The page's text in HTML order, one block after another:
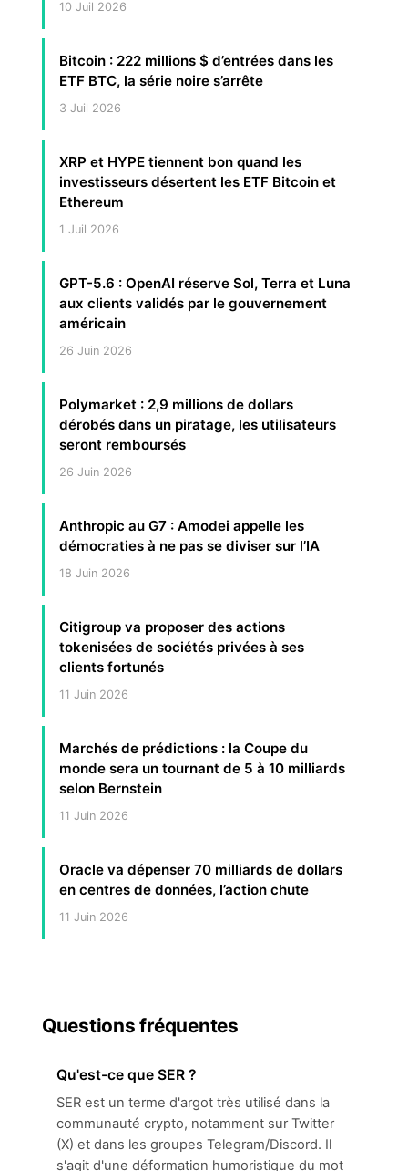
10 Juil 2026
Bitcoin : 222 millions $ d’entrées dans les
ETF BTC, la série noire s’arrête
3 Juil 2026
XRP et HYPE tiennent bon quand les
investisseurs désertent les ETF Bitcoin et
Ethereum
1 Juil 2026
GPT-5.6 : OpenAI réserve Sol, Terra et Luna
aux clients validés par le gouvernement
américain
26 Juin 2026
Polymarket : 2,9 millions de dollars
dérobés dans un piratage, les utilisateurs
seront remboursés
26 Juin 2026
Anthropic au G7 : Amodei appelle les
démocraties à ne pas se diviser sur l’IA
18 Juin 2026
Citigroup va proposer des actions
tokenisées de sociétés privées à ses
clients fortunés
11 Juin 2026
Marchés de prédictions : la Coupe du
monde sera un tournant de 5 à 10 milliards
selon Bernstein
11 Juin 2026
Oracle va dépenser 70 milliards de dollars
en centres de données, l’action chute
11 Juin 2026
Questions fréquentes
Qu'est-ce que SER ?
SER est un terme d'argot très utilisé dans la
communauté crypto, notamment sur Twitter
(X) et dans les groupes Telegram/Discord. Il
s'agit d'une déformation humoristique du mot